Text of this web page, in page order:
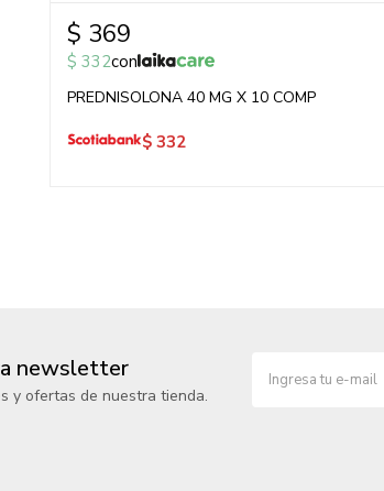
$ 369
$ 332con
PREDNISOLONA 40 MG X 10 COMP
$ 332
newsletter
y ofertas de nuestra tienda.